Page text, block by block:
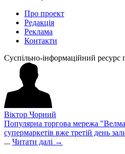
Про проект
Редакція
Реклама
Контакти
Суспільно-інформаційний ресурс
Віктор Чорний
Популярна торгова мережа
супермаркетів вже третій день
... Читати далі →